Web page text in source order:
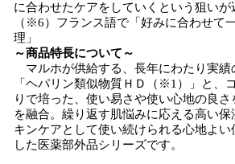
に合わせたケアをしていくという狙いが
（※6）フランス語で「好みに合わせて
理」
～商品特長について～
マルホが供給する、長年にわたり実績
「ヘパリン類似物質ＨＤ（※1）」と、
りで培った、使い易さや使い心地の良
を融合。繰り返す肌悩みに応える高い保
キンケアとして使い続けられる心地よい
した医薬部外品シリーズです。